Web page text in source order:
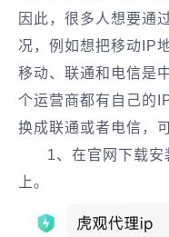
因此，很多人想要通
况，例如想把移动IP
移动、联通和电信是
个运营商都有自己的
换成联通或者电信，
1、在官网下载
上。